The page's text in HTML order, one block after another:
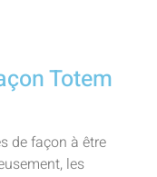
Totem
de façon à être
les